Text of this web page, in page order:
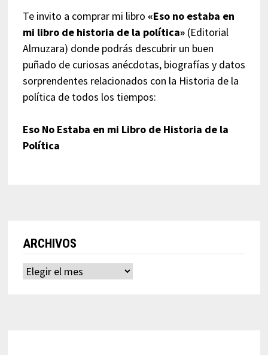
Te invito a comprar mi libro «Eso no estaba en
mi libro de historia de la política»(Editorial
Almuzara) donde podrás descubrir un buen
puñado de curiosas anécdotas, biografías y datos
sorprendentes relacionados con la Historia de la
política de todos los tiempos:
Eso No Estaba en mi Libro de Historia de la
Política
ARCHIVOS
Archivos